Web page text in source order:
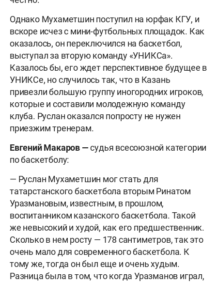
Однако Мухаметшин поступил на юрфак КГУ, и
вскоре исчез с мини-футбольных площадок. Как
оказалось, он переключился на баскетбол,
выступал за вторую команду «УНИКСа».
Казалось бы, его ждет перспективное будущее в
УНИКСе, но случилось так, что в Казань
привезли большую группу иногородних игроков,
которые и составили молодежную команду
клуба. Руслан оказался попросту не нужен
приезжим тренерам.
Евгений Макаров —судья всесоюзной категории
по баскетболу:
— Руслан Мухаметшин мог стать для
татарстанского баскетбола вторым Ринатом
Уразмановым, известным, в прошлом,
воспитанником казанского баскетбола. Такой
же невысокий и худой, как его предшественник.
Сколько в нем росту — 178 сантиметров, так это
очень мало для современного баскетбола. К
тому же, тогда он был еще и очень худым.
Разница была в том, что когда Уразманов играл,